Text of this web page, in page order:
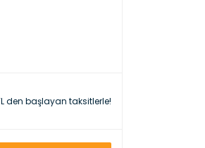
den başlayan taksitlerle!